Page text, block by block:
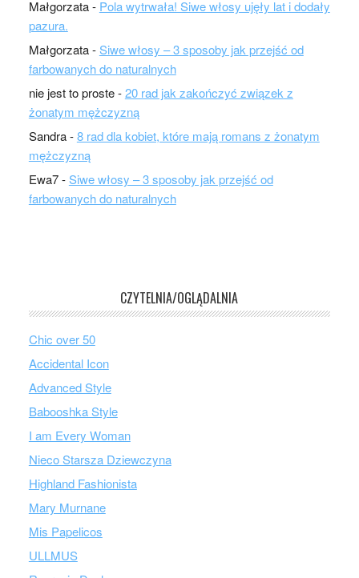
Małgorzata- Pola wytrwała! Siwe włosy ujęły lat i dodały
pazura.
Małgorzata-Siwe włosy – 3 sposoby jak przejść od
farbowanych do naturalnych
nie jest to proste-20 rad jak zakończyć związek z
żonatym mężczyzną
Sandra-8 rad dla kobiet, które mają romans z żonatym
mężczyzną
Ewa7-Siwe włosy – 3 sposoby jak przejść od
farbowanych do naturalnych
CZYTELNIA/OGLĄDALNIA
Chic over 50
Accidental Icon
Advanced Style
Babooshka Style
I am Every Woman
Nieco Starsza Dziewczyna
Highland Fashionista
Mary Murnane
Mis Papelicos
ULLMUS